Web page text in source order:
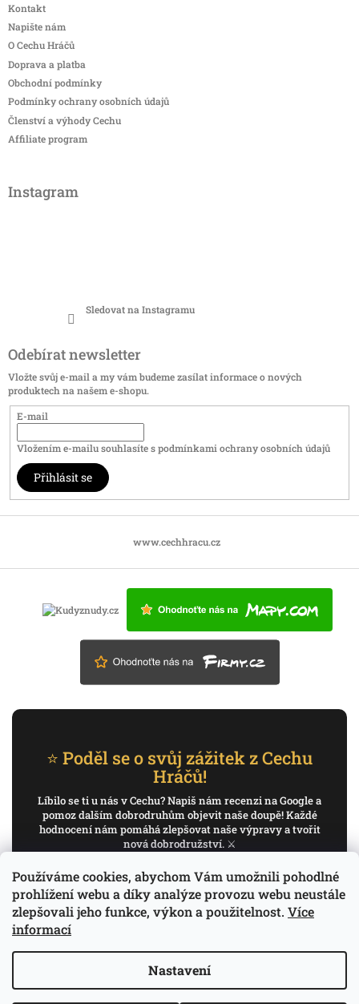
Používáme cookies, abychom Vám umožnili pohodlné
prohlížení webu a díky analýze provozu webu neustále
zlepšovali jeho funkce, výkon a použitelnost. Více
informací
Nastavení
Kontakt
Napište nám
O Cechu Hráčů
Doprava a platba
Obchodní podmínky
Podmínky ochrany osobních údajů
Členství a výhody Cechu
Affiliate program
Instagram
Sledovat na Instagramu
Odebírat newsletter
Vložte svůj e-mail a my vám budeme zasílat informace o nových
produktech na našem e-shopu.
E-mail
Vložením e-mailu souhlasíte spodmínkami ochrany osobních údajů
Přihlásit se
www.cechhracu.cz
⭐ Poděl se o svůj zážitek z Cechu
Hráčů!
Líbilo se ti u nás v Cechu? Napiš nám recenzi na Google a
pomoz dalším dobrodruhům objevit naše doupě! Každé
hodnocení nám pomáhá zlepšovat naše výpravy a tvořit
nová dobrodružství. ⚔️
✍️ Napiš recenzi na Google
Děkujeme, že pomáháš psát příběh Cechu Hráčů.